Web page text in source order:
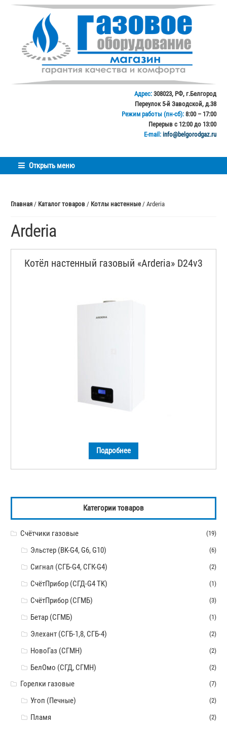
Перейти
навигации
Перейти
содержимому
Адрес:308023, РФ, г.Белгород
Переулок 5-й Заводской, д.38
Режим работы (пн-сб):8:00 – 17:00
Перерыв с 12:00 до 13:00
E-mail: info@belgorodgaz.ru
Открыть меню
Главная/ Каталог товаров/ Котлы настенные/ Arderia
Arderia
Котёл настенный газовый «Arderia» D24v3
Подробнее
Категории товаров
Счётчики газовые (19)
Эльстер (BK-G4, G6, G10) (6)
Сигнал (СГБ-G4, СГК-G4) (2)
СчётПрибор (СГД-G4 TK) (1)
СчётПрибор (СГМБ) (3)
Бетар (СГМБ) (1)
Элехант (СГБ-1,8, СГБ-4) (2)
НовоГаз (СГМН) (2)
БелОмо (СГД, СГМН) (2)
Горелки газовые (7)
Угоп (Печные) (2)
Пламя (2)